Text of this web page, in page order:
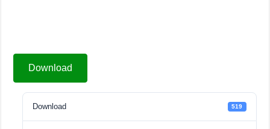
Download
Download 519